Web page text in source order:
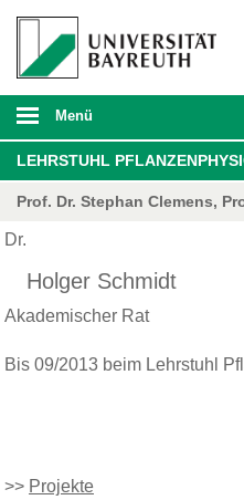
Menü
LEHRSTUHL
Prof. Dr. Stephan Clemens,
Dr.
Holger Schmidt
Akademischer Rat
Bis 09/2013 beim Lehrstuhl
>> Projekte